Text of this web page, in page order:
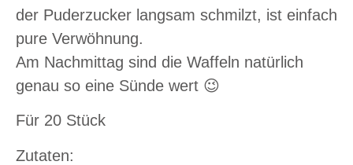
der Puderzucker langsam schmilzt, ist einfach
pure Verwöhnung.
Am Nachmittag sind die Waffeln natürlich
genau so eine Sünde wert 😉
Für 20 Stück
Zutaten: